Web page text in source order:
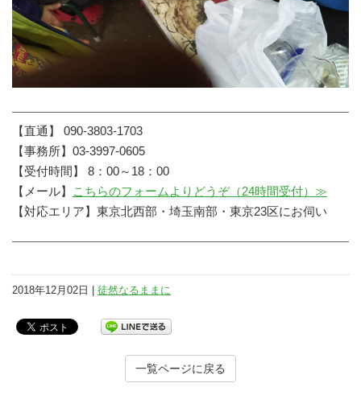
【直通】 090-3803-1703
【事務所】03-3997-0605
【受付時間】 8：00～18：00
【メール】
こちらのフォームよりどうぞ（24時間受付）≫
【対応エリア】東京北西部・埼玉南部・東京23区にお伺い
2018年12月02日 | 徒然なるままに
一覧ページに戻る